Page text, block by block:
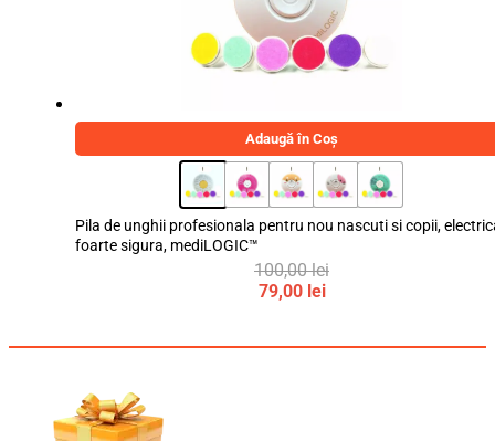
Adaugă în Coș
Pila de unghii profesionala pentru nou nascuti si copii,
foarte sigura, mediLOGIC™
100,00lei
Prețul
fost:
79,00 lei
este: